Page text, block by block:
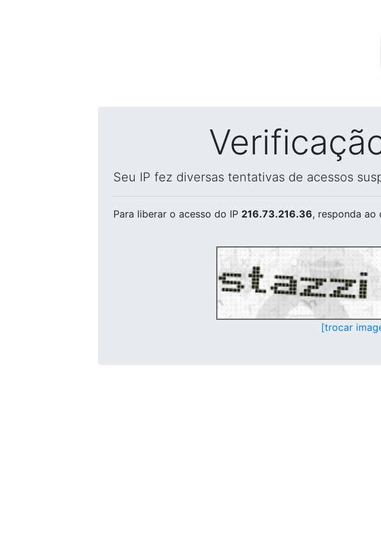
Seu IP fez diversas tentativas de acessos
Para liberar o acesso do IP 216.73.216.36, responda ao
[trocar